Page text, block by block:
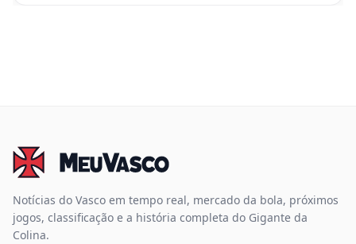
Notícias do Vasco em tempo real, mercado da bola, próximos
jogos, classificação e a história completa do Gigante da
Colina.